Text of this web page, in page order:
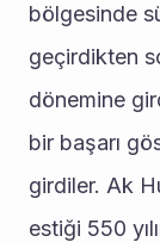
bölgesinde
geçirdikten
dönemine
bir başarı
girdiler. Ak
estiği 550